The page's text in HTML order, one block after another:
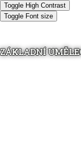
Toggle High Contrast
Toggle Font size
ZÁKLADNÍ